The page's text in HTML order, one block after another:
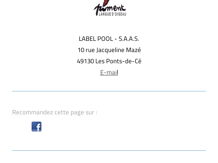
LABEL POOL - S.A.A.S.
10 rue Jacqueline Mazé
49130 Les Ponts-de-Cé
E-mail
Recommandez cette page sur :